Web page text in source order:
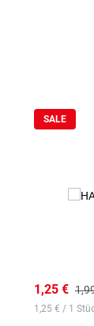
SALE
1,25 €
1,25 € / 1